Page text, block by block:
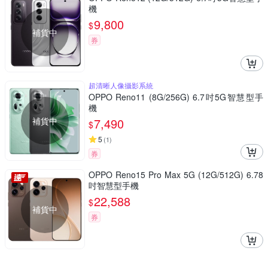
補貨中
機
$9,800
券
補貨中
超清晰人像攝影系統
OPPO Reno11 (8G/256G) 6.7吋5G智慧型手
機
$7,490
5 (1)
券
補貨中
OPPO Reno15 Pro Max 5G (12G/512G) 6.78
吋智慧型手機
$22,588
券